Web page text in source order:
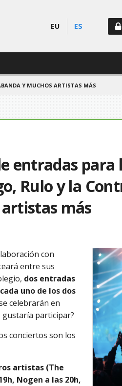
EU ES
Y MUCHOS ARTISTAS MÁS
entradas para
Rulo y la
más
con
entre sus
dos entradas
uno de los dos
celebrarán en
gustaría participar?
conciertos son los
artistas (The
Nogen a las 20h,